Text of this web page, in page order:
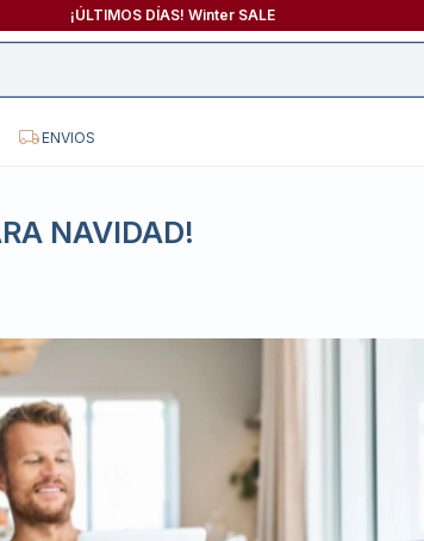
¡ÚLTIMOS DÍAS! Winter SALE
ENVIOS
NAVIDAD!